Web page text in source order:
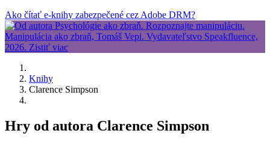
Ako čítať e-knihy zabezpečené cez Adobe DRM?
Knihy
Clarence Simpson
Hry od autora Clarence Simpson